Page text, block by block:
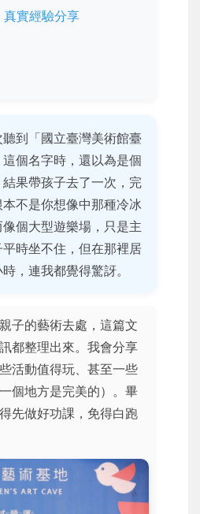
實經驗分享
到「國立臺灣美術館臺
個名字時，還以為是個
果帶孩子去了一次，完
不是你想像中那種冷冰
個大型遊樂場，只是主
時坐不住，但在那裡居
，連我都覺得驚訝。
子的藝術去處，這篇文
都整理出來。我會分享
活動值得玩、甚至一些
個地方是完美的）。畢
先做好功課，免得白跑